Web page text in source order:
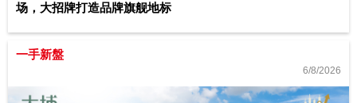
场，大招牌打造品牌旗舰地标
一手新盤
6/8/2026